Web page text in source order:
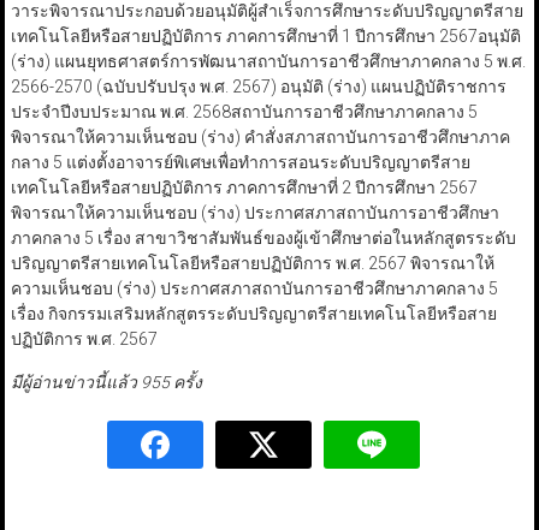
วาระพิจารณาประกอบด้วยอนุมัติผู้สำเร็จการศึกษาระดับปริญญาตรีสาย
เทคโนโลยีหรือสายปฏิบัติการ ภาคการศึกษาที่ 1 ปีการศึกษา 2567อนุมัติ
(ร่าง) แผนยุทธศาสตร์การพัฒนาสถาบันการอาชีวศึกษาภาคกลาง 5 พ.ศ.
2566-2570 (ฉบับปรับปรุง พ.ศ. 2567) อนุมัติ (ร่าง) แผนปฏิบัติราชการ
ประจำปีงบประมาณ พ.ศ. 2568สถาบันการอาชีวศึกษาภาคกลาง 5
พิจารณาให้ความเห็นชอบ (ร่าง) คำสั่งสภาสถาบันการอาชีวศึกษาภาค
กลาง 5 แต่งตั้งอาจารย์พิเศษเพื่อทำการสอนระดับปริญญาตรีสาย
เทคโนโลยีหรือสายปฏิบัติการ ภาคการศึกษาที่ 2 ปีการศึกษา 2567
พิจารณาให้ความเห็นชอบ (ร่าง) ประกาศสภาสถาบันการอาชีวศึกษา
ภาคกลาง 5 เรื่อง สาขาวิชาสัมพันธ์ของผู้เข้าศึกษาต่อในหลักสูตรระดับ
ปริญญาตรีสายเทคโนโลยีหรือสายปฏิบัติการ พ.ศ. 2567 พิจารณาให้
ความเห็นชอบ (ร่าง) ประกาศสภาสถาบันการอาชีวศึกษาภาคกลาง 5
เรื่อง กิจกรรมเสริมหลักสูตรระดับปริญญาตรีสายเทคโนโลยีหรือสาย
ปฏิบัติการ พ.ศ. 2567
มีผู้อ่านข่าวนี้แล้ว 955 ครั้ง